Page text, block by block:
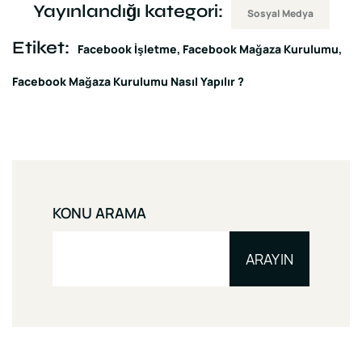
Yayınlandığı kategori: Sosyal Medya
Etiket: Facebook İşletme Facebook Mağaza Kurulumu
Facebook Mağaza Kurulumu Nasıl Yapılır ?
KONU ARAMA
ARAYIN